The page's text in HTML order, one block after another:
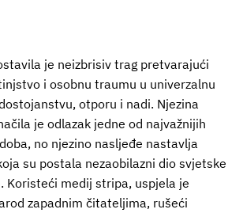
je neizbrisiv trag pretvarajući
i osobnu traumu u univerzalnu
otporu i nadi. Njezina
je odlazak jedne od najvažnijih
no njezino nasljeđe nastavlja
su postala nezaobilazni dio svjetske
Koristeći medij stripa, uspjela je
zapadnim čitateljima, rušeći